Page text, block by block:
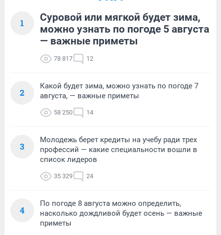
1
Суровой или мягкой будет зима,
можно узнать по погоде 5 августа
— важные приметы
78 817 12
2
Какой будет зима, можно узнать по погоде 7
августа, — важные приметы
58 250 14
3
Молодежь берет кредиты на учебу ради трех
профессий — какие специальности вошли в
список лидеров
35 329 24
4
По погоде 8 августа можно определить,
насколько дождливой будет осень — важные
приметы